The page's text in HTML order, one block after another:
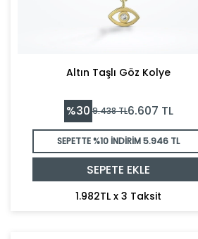
Altın Taşlı Göz Kolye
%30 9.438TL6.607 TL
SEPETTE %10 İNDİRİM5.946 TL
SEPETE EKLE
1.982TL x 3 Taksit